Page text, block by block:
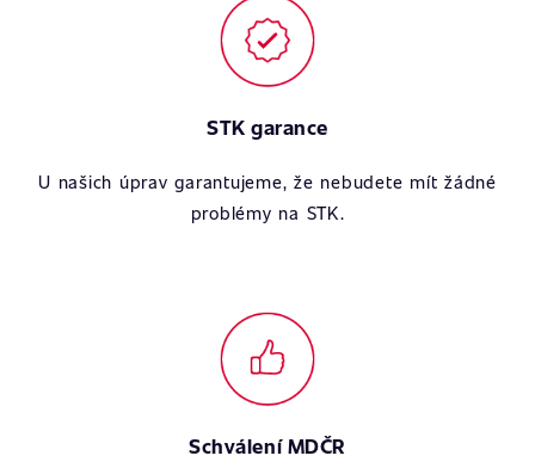
STK garance
U našich úprav garantujeme, že nebudete mít žádné
problémy na STK.
Schválení MDČR